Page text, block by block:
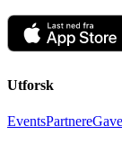
Utforsk
EventsPartnere